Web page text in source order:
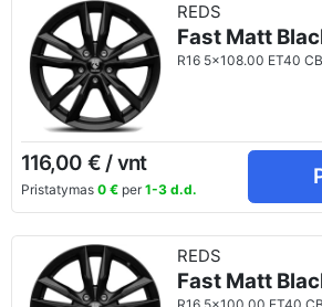
REDS
Fast Matt
R16 5x108.00 ET40
116,00 € / vnt
Pristatymas 0 €per 1-3 d.d.
REDS
Fast Matt